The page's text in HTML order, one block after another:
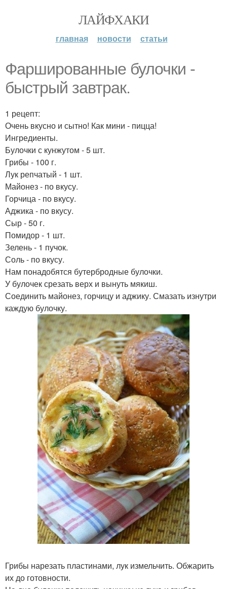
ЛАЙФХАКИ
главная новости статьи
Фаршированные булочки -
быстрый завтрак.
1 рецепт:
Очень вкусно и сытно! Как мини - пицца!
Ингредиенты.
Булочки с кунжутом - 5 шт.
Грибы - 100 г.
Лук репчатый - 1 шт.
Майонез - по вкусу.
Горчица - по вкусу.
Аджика - по вкусу.
Сыр - 50 г.
Помидор - 1 шт.
Зелень - 1 пучок.
Соль - по вкусу.
Нам понадобятся бутербродные булочки.
У булочек срезать верх и вынуть мякиш.
Соединить майонез, горчицу и аджику. Смазать изнутри
каждую булочку.
Грибы нарезать пластинами, лук измельчить. Обжарить
их до готовности.